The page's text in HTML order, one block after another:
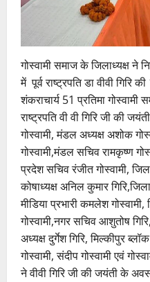
गोस्वामी समाज के जिलाध्यक्ष ने
में पूर्व राष्ट्रपति डा वीवी गिरि
शंकराचार्य 51 प्रतिमा गोस्वामी
राष्ट्रपति वी वी गिरि जी की
गोस्वामी, मंडल अध्यक्ष अशोक
गोस्वामी,मंडल सचिव रामकृष्ण
प्रदेश सचिव रंजीत गोस्वामी,
कोषाध्यक्ष अनिल कुमार
मीडिया प्रभारी कमलेश
गोस्वामी,नगर सचिव आशुतोष
अध्यक्ष दुर्गेश गिरि, मिल्कीपुर
गोस्वामी, संदीप गोस्वामी एवं
ने वीवी गिरि जी की जयंती के